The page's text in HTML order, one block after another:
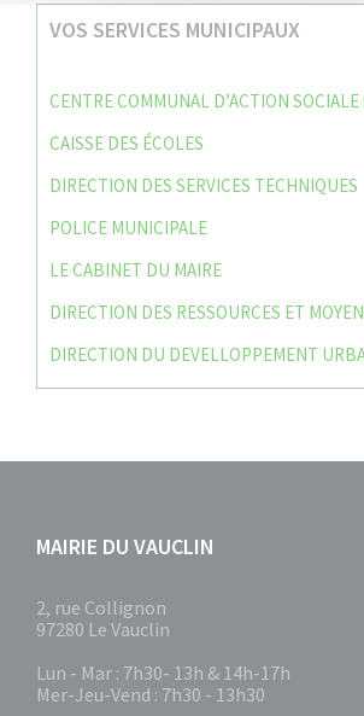
VOS SERVICES MUNICIPAUX
CENTRE COMMUNAL D’ACTION SOCIALE
CAISSE DES ÉCOLES
DIRECTION DES SERVICES TECHNIQUES
POLICE MUNICIPALE
LE CABINET DU MAIRE
DIRECTION DES RESSOURCES ET
DIRECTION DU DEVELLOPPEMENT
MAIRIE DU VAUCLIN
2, rue Collignon
97280 Le Vauclin
Lun - Mar : 7h30- 13h & 14h-17h
Mer-Jeu-Vend : 7h30 - 13h30